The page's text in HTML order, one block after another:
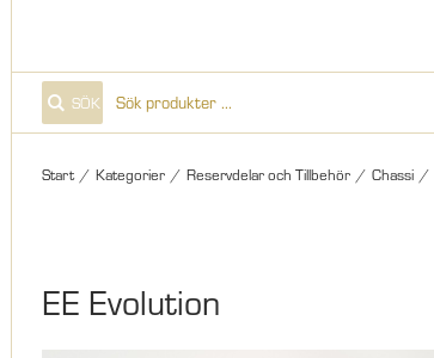
SÖK
Start / Kategorier / Reservdelar och Tillbehör / Chassi /
EE Evolution